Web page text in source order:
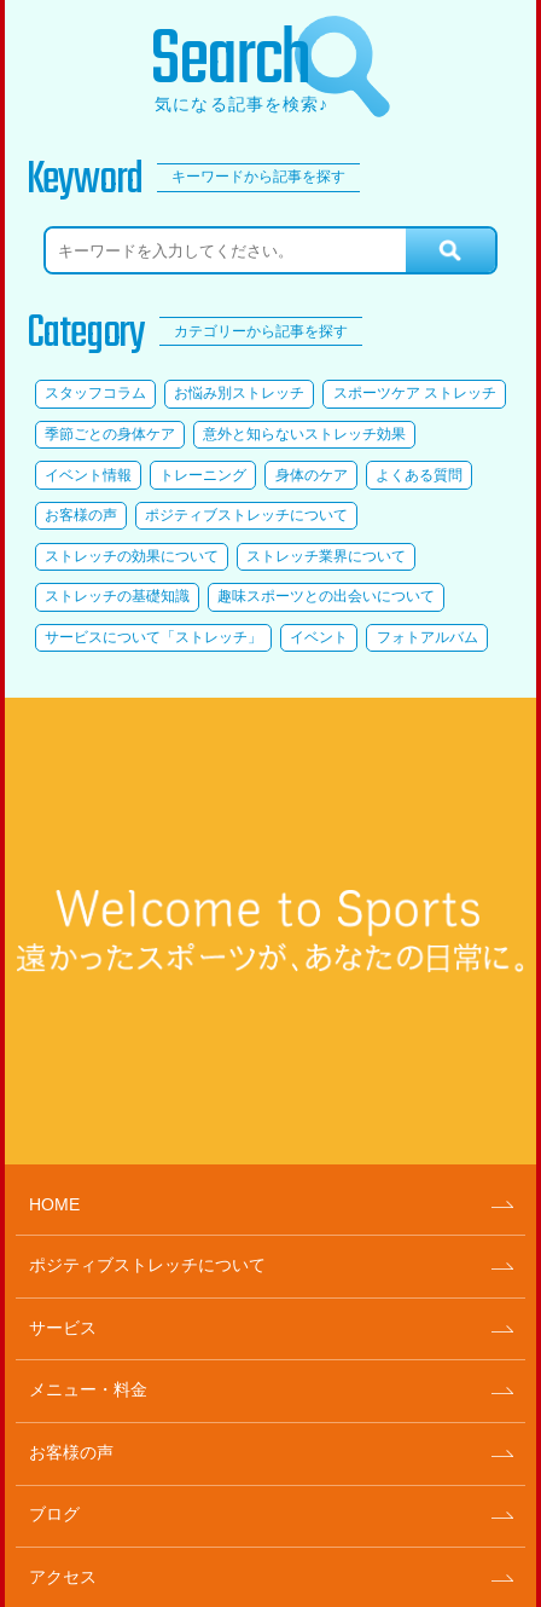
Search
気になる記事を検索♪
Keyword キーワードから記事を探す
Category カテゴリーから記事を探す
スタッフコラム お悩み別ストレッチ スポーツケア ストレッチ
季節ごとの身体ケア 意外と知らないストレッチ効果
イベント情報 トレーニング 身体のケア よくある質問
お客様の声 ポジティブストレッチについて
ストレッチの効果について ストレッチ業界について
ストレッチの基礎知識 趣味スポーツとの出会いについて
サービスについて「ストレッチ」 イベント フォトアルバム
HOME
ポジティブストレッチについて
サービス
メニュー・料金
お客様の声
ブログ
アクセス